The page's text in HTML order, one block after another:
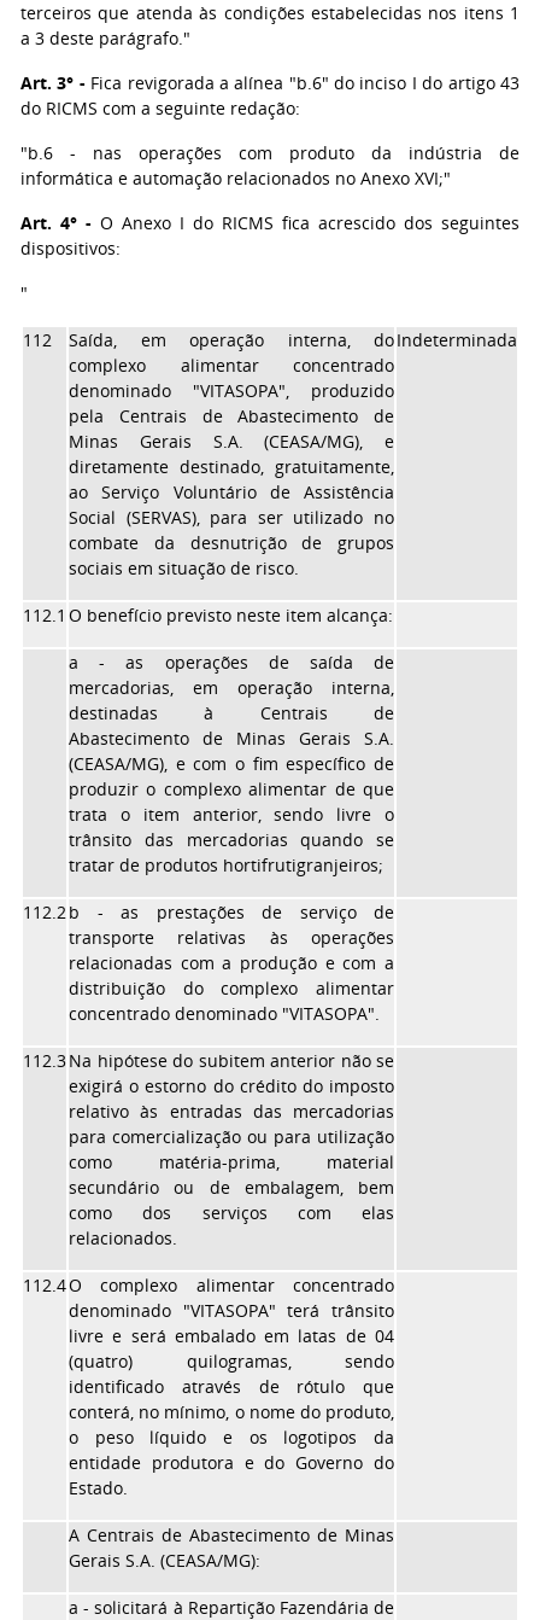
terceiros que atenda às condições estabelecidas nos itens 1
a 3 deste parágrafo."
Art. 3° -Fica revigorada a alínea "b.6" do inciso I do artigo 43
do RICMS com a seguinte redação:
"b.6 - nas operações com produto da indústria de
informática e automação relacionados no Anexo XVI;"
Art. 4° - O Anexo I do RICMS fica acrescido dos seguintes
dispositivos:
"
112
Saída, em operação interna, do
complexo alimentar concentrado
denominado "VITASOPA", produzido
pela Centrais de Abastecimento de
Minas Gerais S.A. (CEASA/MG), e
diretamente destinado, gratuitamente,
ao Serviço Voluntário de Assistência
Social (SERVAS), para ser utilizado no
combate da desnutrição de grupos
sociais em situação de risco.
Indeterminada
112.1 O benefício previsto neste item alcança:
a - as operações de saída de
mercadorias, em operação interna,
destinadas à Centrais de
Abastecimento de Minas Gerais S.A.
(CEASA/MG), e com o fim específico de
produzir o complexo alimentar de que
trata o item anterior, sendo livre o
trânsito das mercadorias quando se
tratar de produtos hortifrutigranjeiros;
112.2b - as prestações de serviço de
transporte relativas às operações
relacionadas com a produção e com a
distribuição do complexo alimentar
concentrado denominado "VITASOPA".
112.3Na hipótese do subitem anterior não se
exigirá o estorno do crédito do imposto
relativo às entradas das mercadorias
para comercialização ou para utilização
como matéria-prima, material
secundário ou de embalagem, bem
como dos serviços com elas
relacionados.
112.4O complexo alimentar concentrado
denominado "VITASOPA" terá trânsito
livre e será embalado em latas de 04
(quatro) quilogramas, sendo
identificado através de rótulo que
conterá, no mínimo, o nome do produto,
o peso líquido e os logotipos da
entidade produtora e do Governo do
Estado.
A Centrais de Abastecimento de Minas
Gerais S.A. (CEASA/MG):
a - solicitará à Repartição Fazendária de